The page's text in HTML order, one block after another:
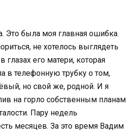
Это была моя главная ошибка.
не хотелось выглядеть
глазах его матери, которая
в телефонную трубку о том,
но свой же, родной. И я
на горло собственным планам
Пару недель
месяцев. За это время Вадим